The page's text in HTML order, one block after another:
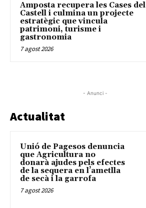
Amposta recupera les Cases del
Castell i culmina un projecte
estratègic que vincula
patrimoni, turisme i
gastronomia
7 agost 2026
- Anunci -
Actualitat
Unió de Pagesos denuncia
que Agricultura no
donarà ajudes pels efectes
de la sequera en l’ametlla
de secà i la garrofa
7 agost 2026